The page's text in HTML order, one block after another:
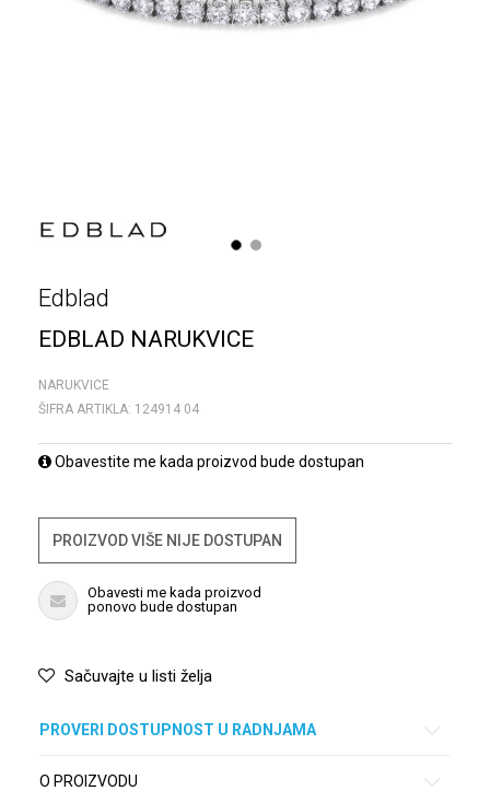
1 2
Edblad
EDBLAD NARUKVICE
NARUKVICE
ŠIFRA ARTIKLA: 124914 04
Obavestite me kada proizvod bude dostupan
PROIZVOD VIŠE NIJE DOSTUPAN
Obavesti me kada proizvod
ponovo bude dostupan
Sačuvajte u listi želja
PROVERI DOSTUPNOST U RADNJAMA
O PROIZVODU